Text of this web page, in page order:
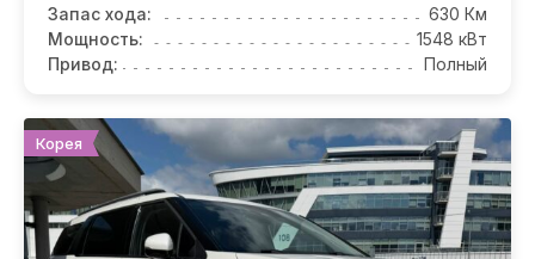
Запас хода:
630 Км
Мощность:
1548 кВт
Привод:
Полный
Корея